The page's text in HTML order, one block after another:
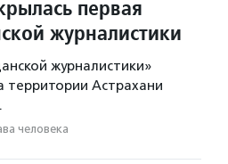
первая
журналистики
журналистики»
территории Астрахани
человека